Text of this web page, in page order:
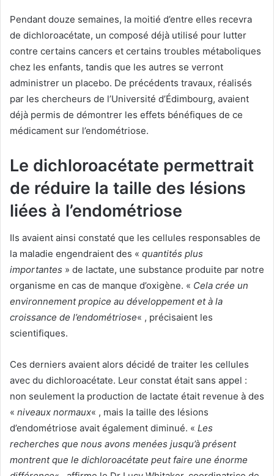
Pendant douze semaines, la moitié d’entre elles recevra
de dichloroacétate, un composé déjà utilisé pour lutter
contre certains cancers et certains troubles métaboliques
chez les enfants, tandis que les autres se verront
administrer un placebo. De précédents travaux, réalisés
par les chercheurs de l’Université d’Édimbourg, avaient
déjà permis de démontrer les effets bénéfiques de ce
médicament sur l’endométriose.
Le dichloroacétate permettrait
de réduire la taille des lésions
liées à l’endométriose
Ils avaient ainsi constaté que les cellules responsables de
la maladie engendraient des « quantités plus
importantes » de lactate, une substance produite par notre
organisme en cas de manque d’oxigène. « Cela crée un
environnement propice au développement et à la
croissance de l’endométriose« , précisaient les
scientifiques.
Ces derniers avaient alors décidé de traiter les cellules
avec du dichloroacétate. Leur constat était sans appel :
non seulement la production de lactate était revenue à des
« niveaux normaux« , mais la taille des lésions
d’endométriose avait également diminué. « Les
recherches que nous avons menées jusqu’à présent
montrent que le dichloroacétate peut faire une énorme